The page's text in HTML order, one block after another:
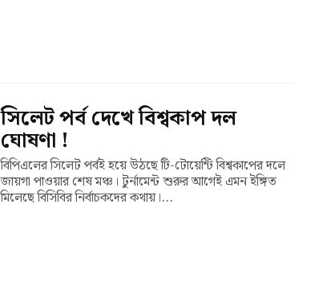
সিলেট পর্ব দেখে বিশ্বকাপ দল
ঘোষণা !
বিপিএলের সিলেট পর্বই হয়ে উঠছে টি-টোয়েন্টি বিশ্বকাপের দলে
জায়গা পাওয়ার শেষ মঞ্চ। টুর্নামেন্ট শুরুর আগেই এমন ইঙ্গিত
মিলেছে বিসিবির নির্বাচকদের কথায়।...